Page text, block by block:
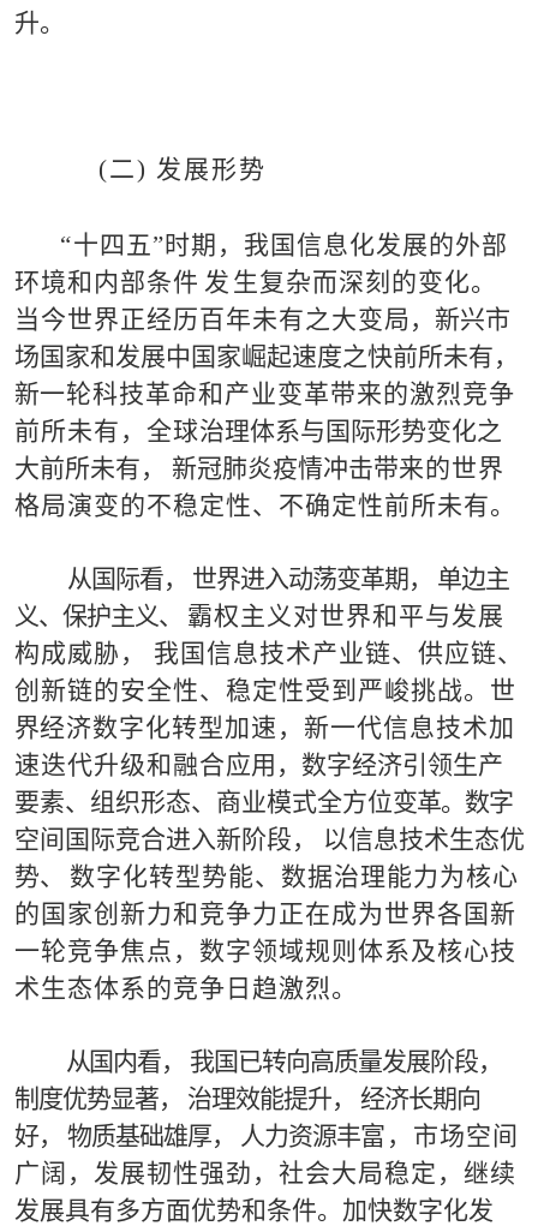
升。
(二) 发展形势
“十四五”时期，我国信息化发展的外部
环境和内部条件 发 生复杂而深刻的变化。
当今世界正经历百年未有之大变局，新兴市
场国家和发展中国家崛起速度之快前所未有，
新一轮科技革命和产业变革带来的激烈竞争
前所未有，全球治理体系与国际形势变化之
大前所未有，
新冠肺炎疫情冲击带来的世界
格局演变的不稳定性、不确定性前所未有。
从国际看， 世界进入动荡变革期，
单边主
义、保护主义、
霸权主义对世界和平与发展
构成威胁，
我国信息技术产业链、供应链、
创新链的安全性、稳定性受到严峻挑战。世
界经济数字化转型加速，新一代信息技术加
速迭代升级和融合应用， 数字经济引领生产
要素、组织形态、商业模式全方位变革。数字
空间国际竞合进入新阶段，
以信息技术生态优
势、
数字化转型势能、数据治理能力为核心
的国家创新力和竞争力正在成为世界各国新
一轮竞争焦点，数字领域规则体系及核心技
术生态体系的竞争日趋激烈。
从国内看， 我国已转向高质量发展阶段，
制度优势显著，
治理效能提升，
经济长期向
好，
物质基础雄厚， 人力资源丰富，市场空间
广阔，发展韧性强劲，社会大局稳定，继续
发展具有多方面优势和条件。加快数字化发